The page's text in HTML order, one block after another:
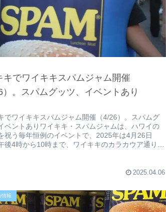
キでワイキキスパムジャム開催
）。スパムグッツ、イベントあり
でワイキキスパムジャム開催（4/26）。スパムグ
ベントありワイキキ・スパムジャムは、ハワイの
祝う毎年恒例のイベントで、2025年は4月26日
後4時から10時まで、ワイキキのカラカウア通りで
2025.04.06
情報